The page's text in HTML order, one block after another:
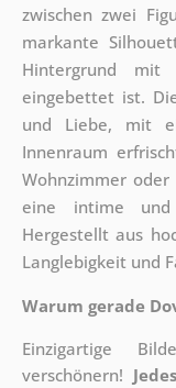
zwischen zwei
markante
Hintergrund mit
eingebettet ist.
und Liebe, mit
Innenraum
Wohnzimmer
eine intime und
Hergestellt aus
Langlebigkeit und
Warum gerade
Einzigartige
verschönern!